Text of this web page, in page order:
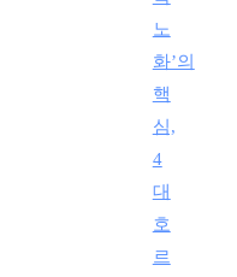
노
화’의
핵
심,
4
대
호
르